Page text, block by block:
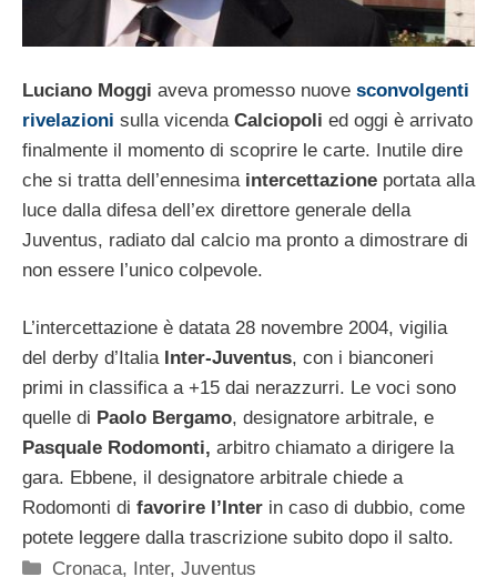
Luciano Moggi aveva promesso nuove sconvolgenti
rivelazioni sulla vicenda Calciopoli ed oggi è arrivato
finalmente il momento di scoprire le carte. Inutile dire
che si tratta dell’ennesima intercettazione portata alla
luce dalla difesa dell’ex direttore generale della
Juventus, radiato dal calcio ma pronto a dimostrare di
non essere l’unico colpevole.
L’intercettazione è datata 28 novembre 2004, vigilia
del derby d’Italia Inter-Juventus, con i bianconeri
primi in classifica a +15 dai nerazzurri. Le voci sono
quelle di Paolo Bergamo, designatore arbitrale, e
Pasquale Rodomonti, arbitro chiamato a dirigere la
gara. Ebbene, il designatore arbitrale chiede a
Rodomonti di favorire l’Inter in caso di dubbio, come
potete leggere dalla trascrizione subito dopo il salto.
Categorie
Cronaca, Inter,Juventus